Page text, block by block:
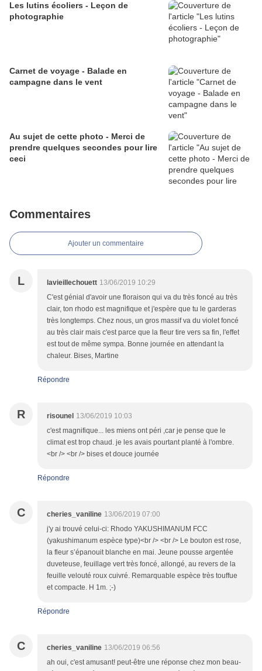
Les lutins écoliers - Leçon de
photographie
Carnet de voyage - Balade en
campagne dans le vent
Au sujet de cette photo - Merci de
prendre quelques secondes pour lire
ceci
Commentaires
Ajouter un commentaire
L lavieillechouett 13/06/2019 10:29
C'est génial d'avoir une floraison qui va du très foncé au très
clair, ton rhodo est magnifique et j'espère que tu le garderas
très longtemps. Chez nous, un gros massif va du violet foncé
au très clair mais c'est parce que la fleur tire vers sa fin, l'effet
est tout de même sympa. Bonne journée en attendant la
chaleur. Bises, Martine
Répondre
R risounel 13/06/2019 10:03
c'est magnifique... les miens ont péri ,car je pense que le
climat est trop chaud. je les avais pourtant planté à l'ombre.
<br /> <br /> bises et douce journée
Répondre
C cheries_vaniline 13/06/2019 07:00
j'y ai trouvé celui-ci: Rhodo YAKUSHIMANUM FCC
(yakushimanum espèce type)<br /> <br /> Le bouton est rose,
la fleur s’épanouit blanche en mai. Jeune pousse argentée
duveteuse, feuillage vert très foncé, allongé, au revers de la
feuille velouté roux cuivré. Remarquable espèce très touffue
et compacte. H 1m. ;-)
Répondre
C cheries_vaniline 13/06/2019 06:56
ah oui, c'est amusant! peut-être une réponse chez mon beau-